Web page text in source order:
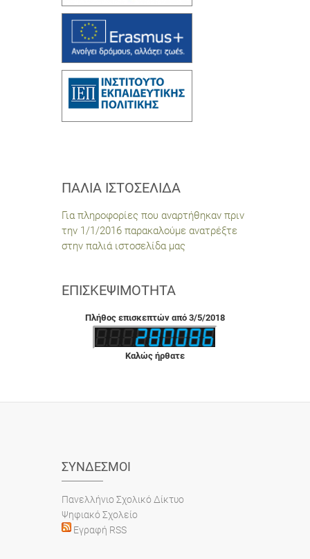
ΠΑΛΙΆ ΙΣΤΟΣΕΛΊΔΑ
Για πληροφορίες που αναρτήθηκαν πριν
την 1/1/2016 παρακαλούμε ανατρέξτε
στην παλιά ιστοσελίδα μας
ΕΠΙΣΚΕΨΙΜΌΤΗΤΑ
Πλήθος επισκεπτών από 3/5/2018
Καλώς ήρθατε
ΣΎΝΔΕΣΜΟΙ
Πανελλήνιο Σχολικό Δίκτυο
Ψηφιακό Σχολείο
Εγραφή RSS